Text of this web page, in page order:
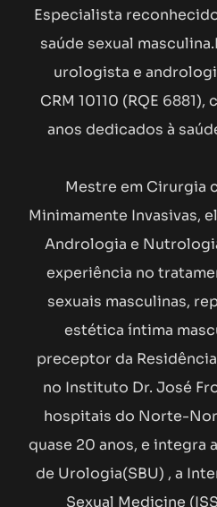
Especialista
saúde sexual
urologista e
CRM 10110 (RQE
anos dedicados à
Mestre em Cirurgia
Minimamente Invasivas,
Andrologia e
experiência no
sexuais masculinas,
estética íntima
preceptor da
no Instituto Dr. José
hospitais do Norte-
quase 20 anos, e integra
de Urologia(SBU) , a
Sexual Medicine